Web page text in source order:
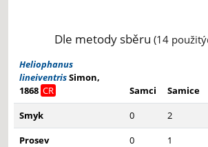
Dle metody sběru (14
Heliophanus
lineiventrisSimon,
1868 CR Samci Samice
Smyk
0 2
Prosev
0 1